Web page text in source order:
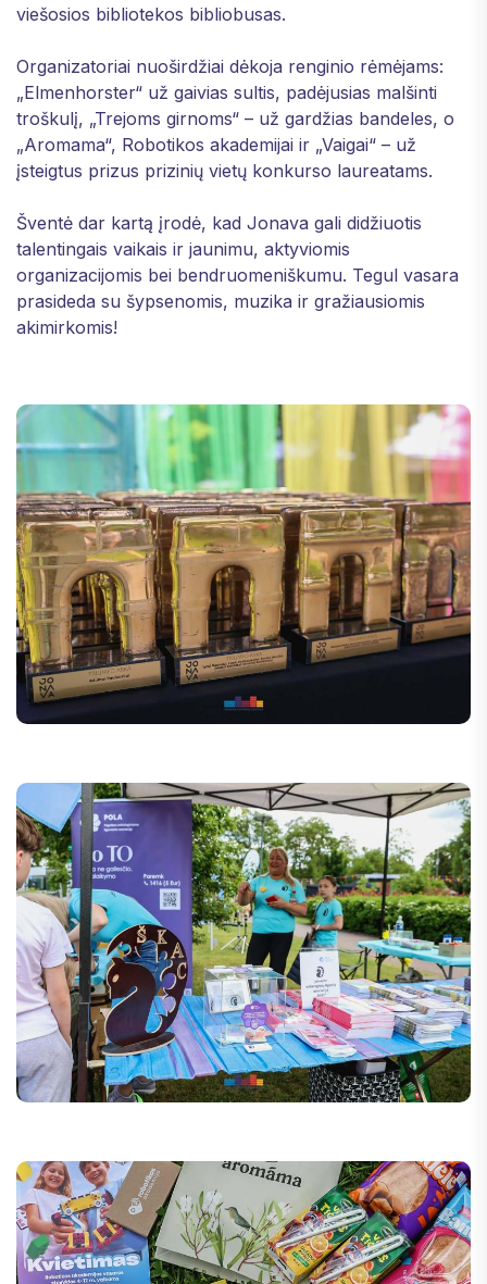
viešosios bibliotekos bibliobusas.
Organizatoriai nuoširdžiai dėkoja renginio rėmėjams:
„Elmenhorster“ už gaivias sultis, padėjusias malšinti
troškulį, „Trejoms girnoms“ – už gardžias bandeles, o
„Aromama“, Robotikos akademijai ir „Vaigai“ – už
įsteigtus prizus prizinių vietų konkurso laureatams.
Šventė dar kartą įrodė, kad Jonava gali didžiuotis
talentingais vaikais ir jaunimu, aktyviomis
organizacijomis bei bendruomeniškumu. Tegul vasara
prasideda su šypsenomis, muzika ir gražiausiomis
akimirkomis!